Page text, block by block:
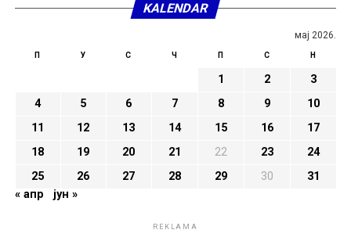
KALENDAR
мај 2026.
П У С Ч П С Н
1 2
3
4
5 6 7 8 9
10
11
12 13 14 15 16
17
18
19 20 21 22 23
24
25
26 27 28 29 30
31
« апр
јун »
REKLAMA